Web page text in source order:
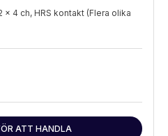
4 ch, HRS kontakt (Flera olika
ATT HANDLA